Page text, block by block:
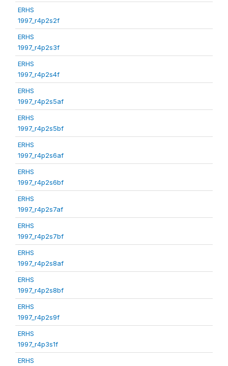
ERHS
1997_r4p2s2f
ERHS
1997_r4p2s3f
ERHS
1997_r4p2s4f
ERHS
1997_r4p2s5af
ERHS
1997_r4p2s5bf
ERHS
1997_r4p2s6af
ERHS
1997_r4p2s6bf
ERHS
1997_r4p2s7af
ERHS
1997_r4p2s7bf
ERHS
1997_r4p2s8af
ERHS
1997_r4p2s8bf
ERHS
1997_r4p2s9f
ERHS
1997_r4p3s1f
ERHS